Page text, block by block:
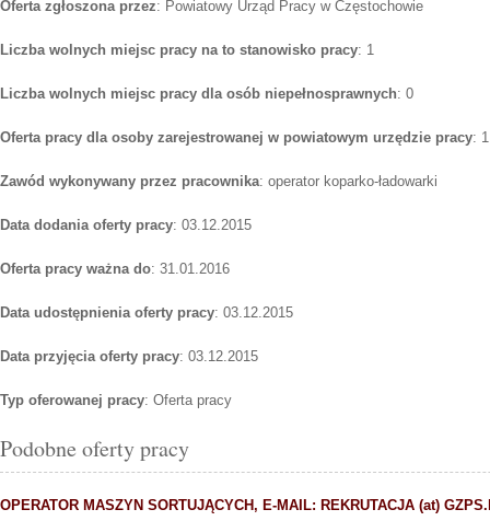
Oferta zgłoszona przez: Powiatowy Urząd Pracy w Częstochowie
Liczba wolnych miejsc pracy na to stanowisko pracy: 1
Liczba wolnych miejsc pracy dla osób niepełnosprawnych: 0
Oferta pracy dla osoby zarejestrowanej w powiatowym urzędzie pracy: 1
Zawód wykonywany przez pracownika: operator koparko-ładowarki
Data dodania oferty pracy: 03.12.2015
Oferta pracy ważna do: 31.01.2016
Data udostępnienia oferty pracy: 03.12.2015
Data przyjęcia oferty pracy: 03.12.2015
Typ oferowanej pracy: Oferta pracy
Podobne oferty pracy
OPERATOR MASZYN SORTUJĄCYCH, E-MAIL: REKRUTACJA (at)